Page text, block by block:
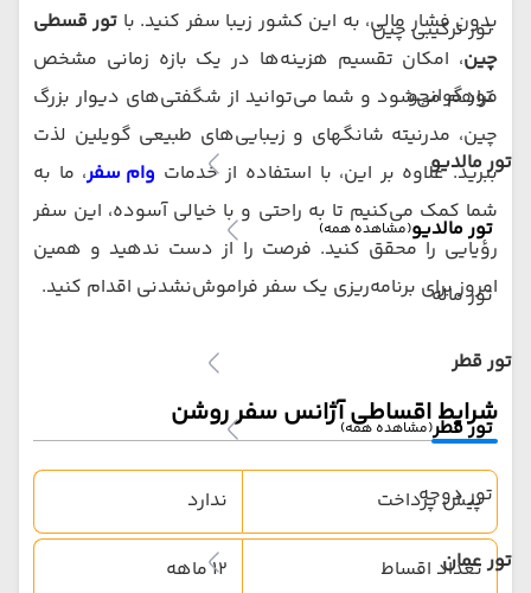
تور ترکیبی چین
تور گوانجو
تور مالدیو
تور مالدیو(مشاهده همه)
تور ماله
تور قطر
تور قطر(مشاهده همه)
تور دوحه
تور عمان
بدون فشار مالی، به این کشور زیبا سفر کنید. با تور قسطی
چین، امکان تقسیم هزینه‌ها در یک بازه زمانی مشخص
فراهم می‌شود و شما می‌توانید از شگفتی‌های دیوار بزرگ
چین، مدرنیته شانگهای و زیبایی‌های طبیعی گویلین لذت
ببرید. علاوه بر این، با استفاده از خدمات وام سفر، ما به
شما کمک می‌کنیم تا به راحتی و با خیالی آسوده، این سفر
رؤیایی را محقق کنید. فرصت را از دست ندهید و همین
امروز برای برنامه‌ریزی یک سفر فراموش‌نشدنی اقدام کنید.
شرایط اقساطی آژانس سفر روشن
پیش پرداخت ندارد
تعداد اقساط 12 ماهه